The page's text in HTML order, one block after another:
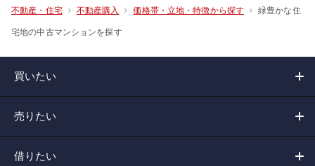
不動産・住宅 不動産購入 価格帯・立地・特徴から探す 緑豊かな住
宅地の中古マンションを探す
買いたい
売りたい
借りたい